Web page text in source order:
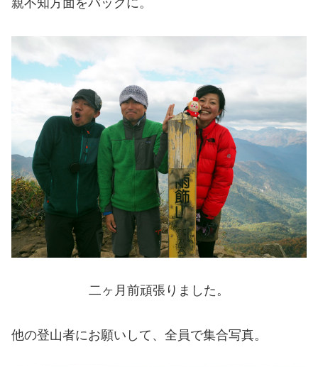
親不知方面をバックに。
二ヶ月前頑張りました。
他の登山者にお願いして、全員で集合写真。